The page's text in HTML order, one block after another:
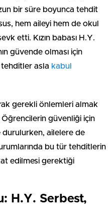
bir süre boyunca tehdit
hem aileyi hem de okul
etti. Kızın babası H.Y.
güvende olması için
tehditler asla kabul
gerekli önlemleri almak
güvenliği için
durulurken, ailelere de
bu tür tehditlerin
edilmesi gerektiği
H.Y. Serbest,